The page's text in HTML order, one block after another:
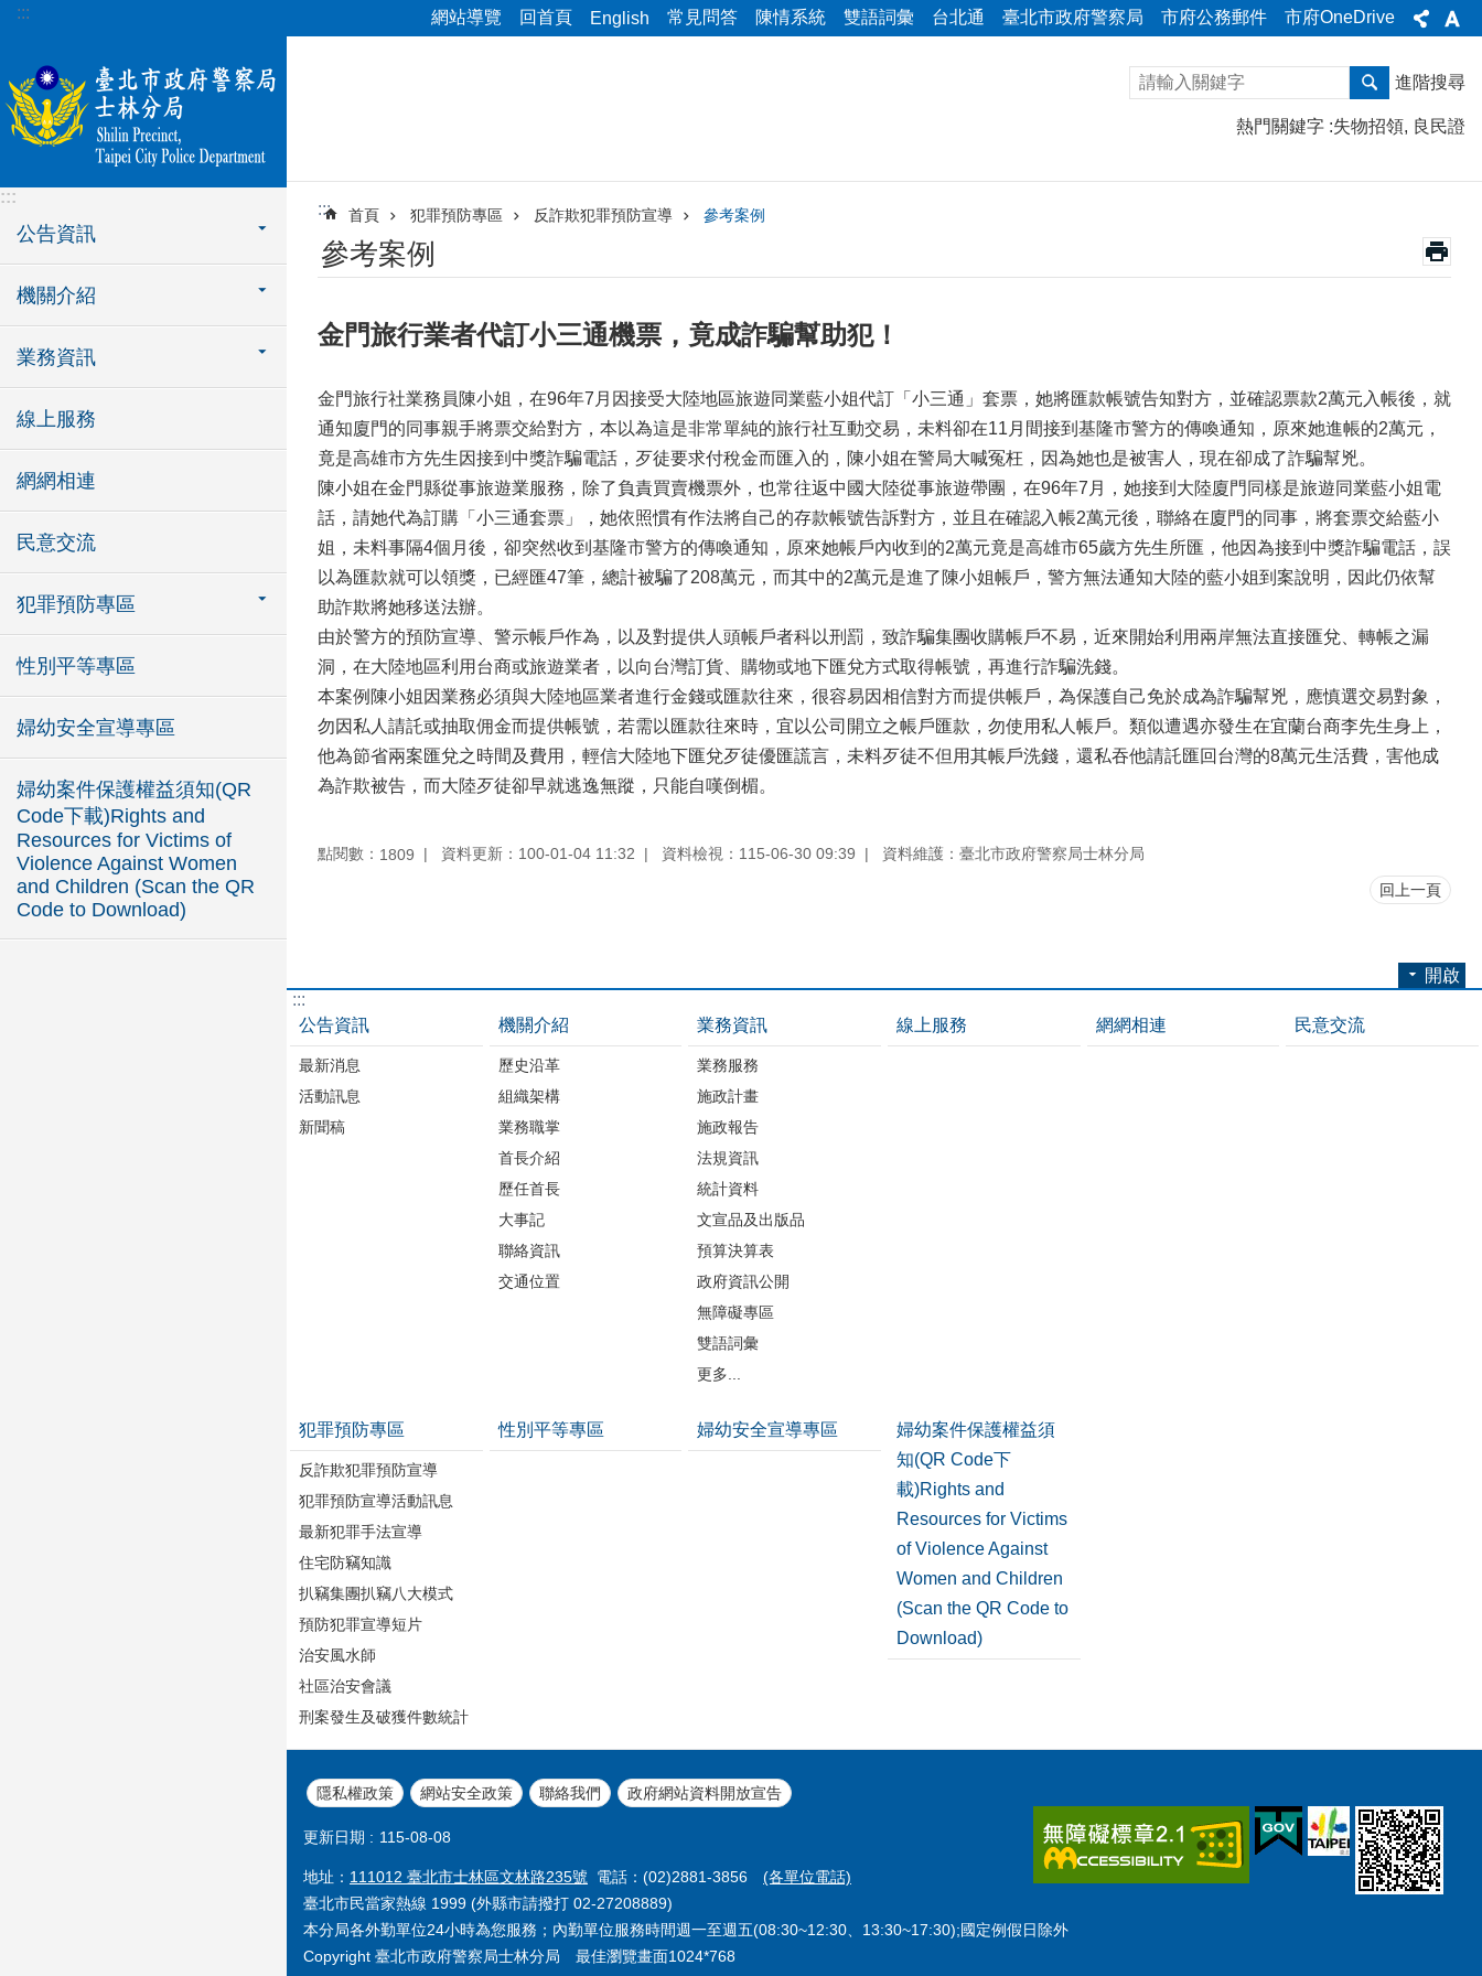
跳到主要內容區塊
::: 網站導覽 回首頁 English 常見問答 陳情系統 雙語詞彙 台北通 臺北市政府警察局 市府公務郵件 市府OneDrive
:::
公告資訊
機關介紹
業務資訊
線上服務
網網相連
民意交流
犯罪預防專區
性別平等專區
婦幼安全宣導專區
婦幼案件保護權益須知(QR
Code下載)Rights and
Resources for Victims of
Violence Against Women
and Children (Scan the QR
Code to Download)
進階搜尋
熱門關鍵字 失物招領 良民證
::: 首頁 犯罪預防專區 反詐欺犯罪預防宣導 參考案例
參考案例
金門旅行業者代訂小三通機票，竟成詐騙幫助犯！
金門旅行社業務員陳小姐，在96年7月因接受大陸地區旅遊同業藍小姐代訂「小三通」套票，她將匯款帳號告知對方，並確認票款2萬元入帳後，就
通知廈門的同事親手將票交給對方，本以為這是非常單純的旅行社互動交易，未料卻在11月間接到基隆市警方的傳喚通知，原來她進帳的2萬元，
竟是高雄市方先生因接到中獎詐騙電話，歹徒要求付稅金而匯入的，陳小姐在警局大喊冤枉，因為她也是被害人，現在卻成了詐騙幫兇。
陳小姐在金門縣從事旅遊業服務，除了負責買賣機票外，也常往返中國大陸從事旅遊帶團，在96年7月，她接到大陸廈門同樣是旅遊同業藍小姐電
話，請她代為訂購「小三通套票」，她依照慣有作法將自己的存款帳號告訴對方，並且在確認入帳2萬元後，聯絡在廈門的同事，將套票交給藍小
姐，未料事隔4個月後，卻突然收到基隆市警方的傳喚通知，原來她帳戶內收到的2萬元竟是高雄市65歲方先生所匯，他因為接到中獎詐騙電話，誤
以為匯款就可以領獎，已經匯47筆，總計被騙了208萬元，而其中的2萬元是進了陳小姐帳戶，警方無法通知大陸的藍小姐到案說明，因此仍依幫
助詐欺將她移送法辦。
由於警方的預防宣導、警示帳戶作為，以及對提供人頭帳戶者科以刑罰，致詐騙集團收購帳戶不易，近來開始利用兩岸無法直接匯兌、轉帳之漏
洞，在大陸地區利用台商或旅遊業者，以向台灣訂貨、購物或地下匯兌方式取得帳號，再進行詐騙洗錢。
本案例陳小姐因業務必須與大陸地區業者進行金錢或匯款往來，很容易因相信對方而提供帳戶，為保護自己免於成為詐騙幫兇，應慎選交易對象，
勿因私人請託或抽取佣金而提供帳號，若需以匯款往來時，宜以公司開立之帳戶匯款，勿使用私人帳戶。類似遭遇亦發生在宜蘭台商李先生身上，
他為節省兩案匯兌之時間及費用，輕信大陸地下匯兌歹徒優匯謊言，未料歹徒不但用其帳戶洗錢，還私吞他請託匯回台灣的8萬元生活費，害他成
為詐欺被告，而大陸歹徒卻早就逃逸無蹤，只能自嘆倒楣。
點閱數： 1809 資料更新：100-01-04 11:32 資料檢視：115-06-30 09:39 資料維護：臺北市政府警察局士林分局
回上一頁
開啟
:::
公告資訊
最新消息
活動訊息
新聞稿
機關介紹
歷史沿革
組織架構
業務職掌
首長介紹
歷任首長
大事記
聯絡資訊
交通位置
業務資訊
業務服務
施政計畫
施政報告
法規資訊
統計資料
文宣品及出版品
預算決算表
政府資訊公開
無障礙專區
雙語詞彙
更多...
線上服務 網網相連 民意交流
犯罪預防專區
反詐欺犯罪預防宣導
犯罪預防宣導活動訊息
最新犯罪手法宣導
住宅防竊知識
扒竊集團扒竊八大模式
預防犯罪宣導短片
治安風水師
社區治安會議
刑案發生及破獲件數統計
性別平等專區 婦幼安全宣導專區
婦幼案件保護權益須
知(QR Code下
載)Rights and
Resources for Victims
of Violence Against
Women and Children
(Scan the QR Code to
Download)
隱私權政策 網站安全政策 聯絡我們 政府網站資料開放宣告
更新日期 115-08-08
地址： 111012 臺北市士林區文林路235號 電話：(02)2881-3856 (各單位電話)
臺北市民當家熱線 1999 (外縣市請撥打 02-27208889)
本分局各外勤單位24小時為您服務；內勤單位服務時間週一至週五(08:30~12:30、13:30~17:30);國定例假日除外
Copyright 臺北市政府警察局士林分局 最佳瀏覽畫面1024*768